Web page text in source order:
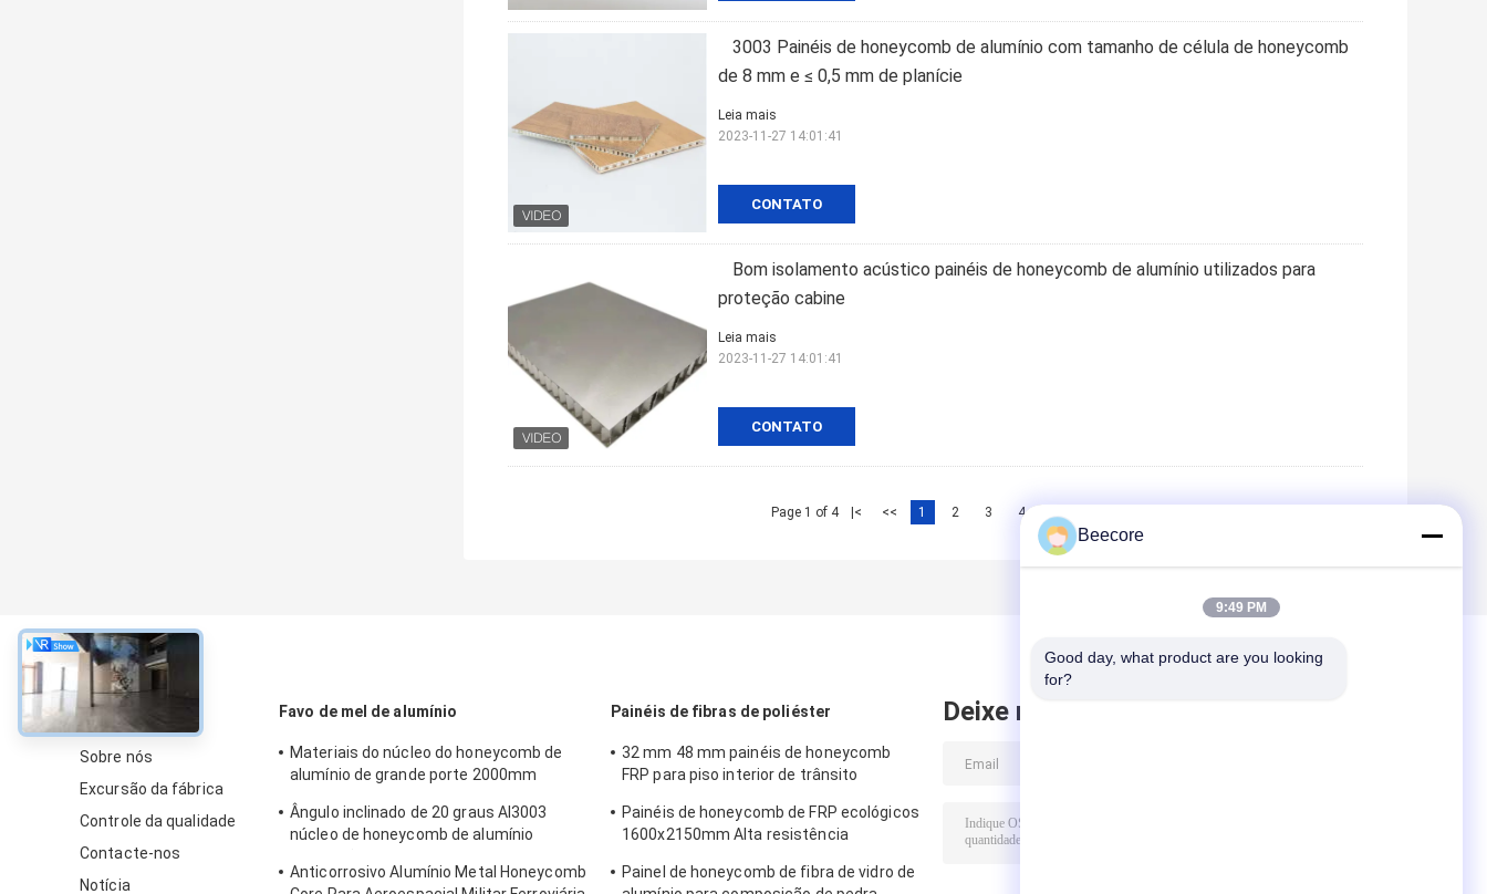
3003 Painéis de honeycomb de alumínio com tamanho de célula de honeycomb
de 8 mm e ≤ 0,5 mm de planície
CONTATO
Leia mais
2023-11-27 14:01:41
Bom isolamento acústico painéis de honeycomb de alumínio utilizados para
proteção cabine
CONTATO
Leia mais
2023-11-27 14:01:41
Page 1 of 4 |< << 1 2 3 4
sobre
Sobre nós
Excursão da fábrica
Controle da qualidade
Contacte-nos
Notícia
Favo de mel de alumínio
Materiais do núcleo do honeycomb de
alumínio de grande porte 2000mm
Ângulo inclinado de 20 graus Al3003
núcleo de honeycomb de alumínio
Anticorrosivo Alumínio Metal Honeycomb
Painéis de fibras de poliéster
32 mm 48 mm painéis de honeycomb
FRP para piso interior de trânsito
Painéis de honeycomb de FRP ecológicos
1600x2150mm Alta resistência
Painel de honeycomb de fibra de vidro de
Deixe mensagem
Beecore
9:49 PM
Good day, what product are you looking
for?